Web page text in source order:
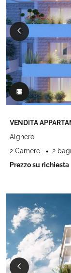
VENDITA
Alghero
2 Camere
2
Prezzo su richiesta